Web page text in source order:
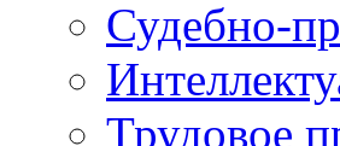
Судебно-
Трудовое